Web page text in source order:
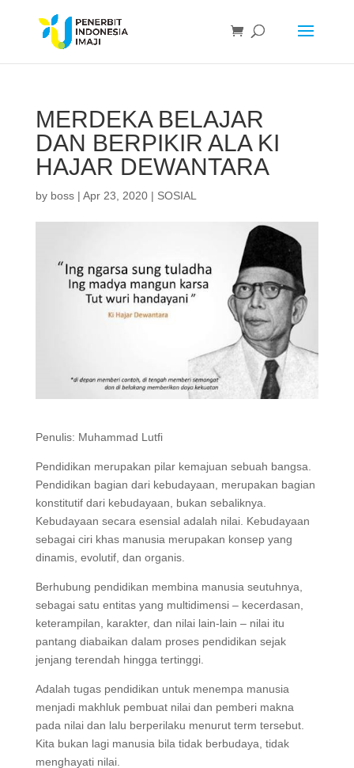
MERDEKA BELAJAR
DAN BERPIKIR ALA KI
HAJAR DEWANTARA
by boss| Apr 23, 2020| SOSIAL
Penulis: Muhammad Lutfi
Pendidikan merupakan pilar kemajuan sebuah bangsa.
Pendidikan bagian dari kebudayaan, merupakan bagian
konstitutif dari kebudayaan, bukan sebaliknya.
Kebudayaan secara esensial adalah nilai. Kebudayaan
sebagai ciri khas manusia merupakan konsep yang
dinamis, evolutif, dan organis.
Berhubung pendidikan membina manusia seutuhnya,
sebagai satu entitas yang multidimensi – kecerdasan,
keterampilan, karakter, dan nilai lain-lain – nilai itu
pantang diabaikan dalam proses pendidikan sejak
jenjang terendah hingga tertinggi.
Adalah tugas pendidikan untuk menempa manusia
menjadi makhluk pembuat nilai dan pemberi makna
pada nilai dan lalu berperilaku menurut term tersebut.
Kita bukan lagi manusia bila tidak berbudaya, tidak
menghayati nilai.